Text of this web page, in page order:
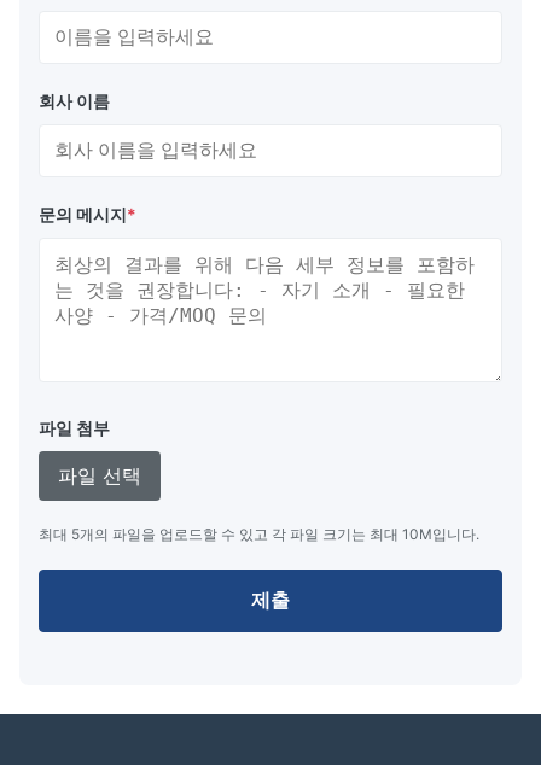
회사 이름
문의 메시지*
파일 첨부
파일 선택
최대 5개의 파일을 업로드할 수 있고 각 파일 크기는 최대 10M입니다.
제출